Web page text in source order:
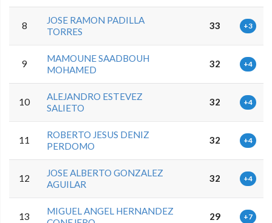
8
JOSE RAMON PADILLA
TORRES
33 +3
9
MAMOUNE SAADBOUH
MOHAMED
32 +4
10
ALEJANDRO ESTEVEZ
SALIETO
32 +4
11
ROBERTO JESUS DENIZ
PERDOMO
32 +4
12
JOSE ALBERTO GONZALEZ
AGUILAR
32 +4
13
MIGUEL ANGEL HERNANDEZ
29 +7